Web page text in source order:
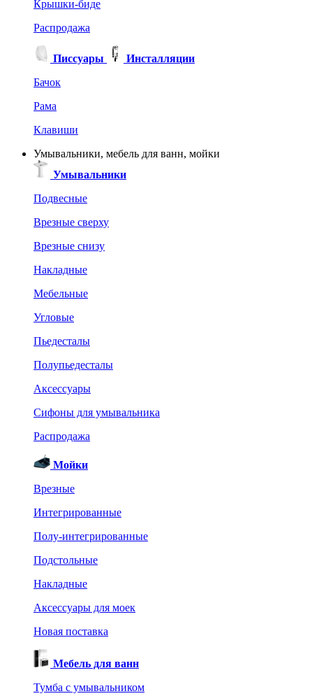
Крышки-биде
Распродажа
Писсуары
Инсталляции
Бачок
Рама
Клавиши
Умывальники, мебель для ванн, мойки
Умывальники
Подвесные
Врезные сверху
Врезные снизу
Накладные
Мебельные
Угловые
Пьедесталы
Полупьедесталы
Аксессуары
Сифоны для умывальника
Распродажа
Мойки
Врезные
Интегрированные
Полу-интегрированные
Подстольные
Накладные
Аксессуары для моек
Новая поставка
Мебель для ванн
Тумба с умывальником